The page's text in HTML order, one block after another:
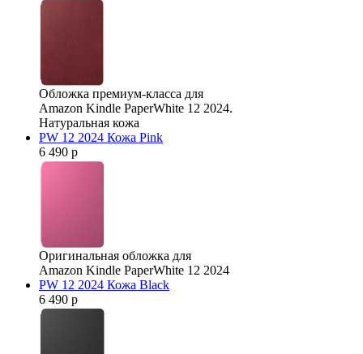
Обложка премиум-класса для
Amazon Kindle PaperWhite 12 2024.
Натуральная кожа
PW 12 2024 Кожа Pink
6 490 р
Оригинальная обложка для
Amazon Kindle PaperWhite 12 2024
PW 12 2024 Кожа Black
6 490 р